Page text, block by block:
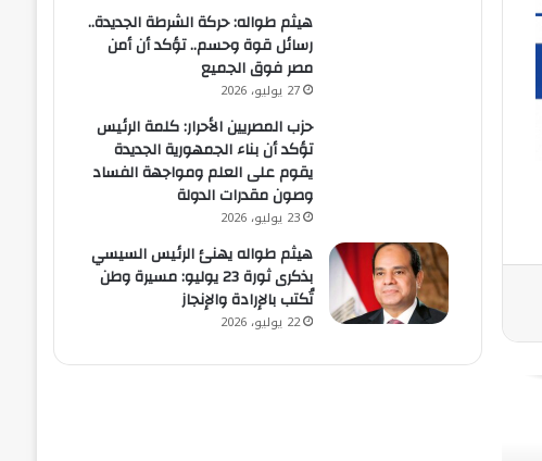
هيثم طواله: حركة الشرطة الجديدة..
رسائل قوة وحسم.. تؤكد أن أمن
مصر فوق الجميع
27 يوليو، 2026
حزب المصريين الأحرار: كلمة الرئيس
تؤكد أن بناء الجمهورية الجديدة
يقوم على العلم ومواجهة الفساد
وصون مقدرات الدولة
23 يوليو، 2026
هيثم طواله يهنئ الرئيس السيسي
بذكرى ثورة 23 يوليو: مسيرة وطن
تُكتب بالإرادة والإنجاز
22 يوليو، 2026